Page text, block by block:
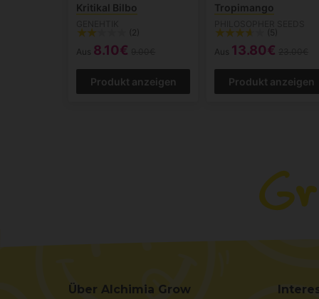
Kritikal Bilbo
(2)
Aus 8.10€
Produkt anzeigen
Tropimango
(5)
Aus 13.80€
Produkt anzeigen
Über Alchimia Grow